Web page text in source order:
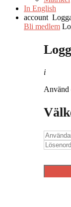
In English
account
Bli medlem
i
Använd